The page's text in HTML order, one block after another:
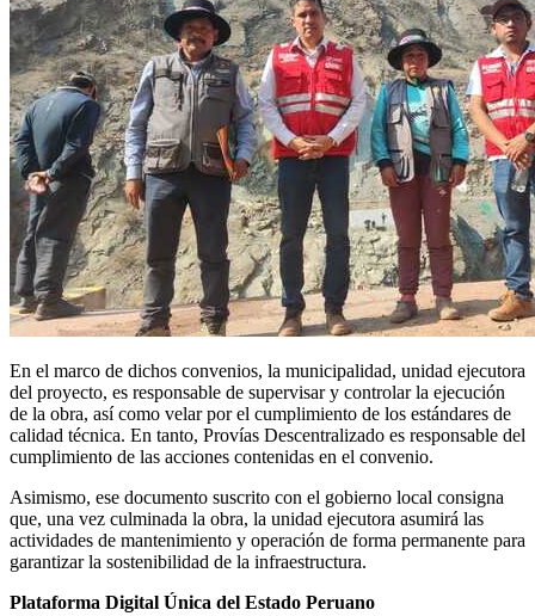
En el marco de dichos convenios, la municipalidad, unidad ejecutora
del proyecto, es responsable de supervisar y controlar la ejecución
de la obra, así como velar por el cumplimiento de los estándares de
calidad técnica. En tanto, Provías Descentralizado es responsable del
cumplimiento de las acciones contenidas en el convenio.
Asimismo, ese documento suscrito con el gobierno local consigna
que, una vez culminada la obra, la unidad ejecutora asumirá las
actividades de mantenimiento y operación de forma permanente para
garantizar la sostenibilidad de la infraestructura.
Plataforma Digital Única del Estado Peruano